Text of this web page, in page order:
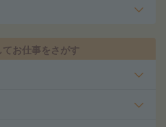
お仕事をさがす